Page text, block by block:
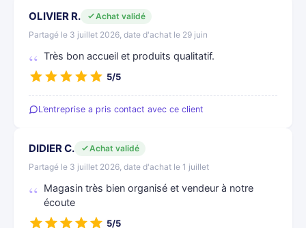
OLIVIER R.
Achat validé
Partagé le 3 juillet 2026, date d'achat le 29 juin
Très bon accueil et produits qualitatif.
5/5
L’entreprise a pris contact avec ce client
DIDIER C.
Achat validé
Partagé le 3 juillet 2026, date d'achat le 1 juillet
Magasin très bien organisé et vendeur à notre
écoute
5/5